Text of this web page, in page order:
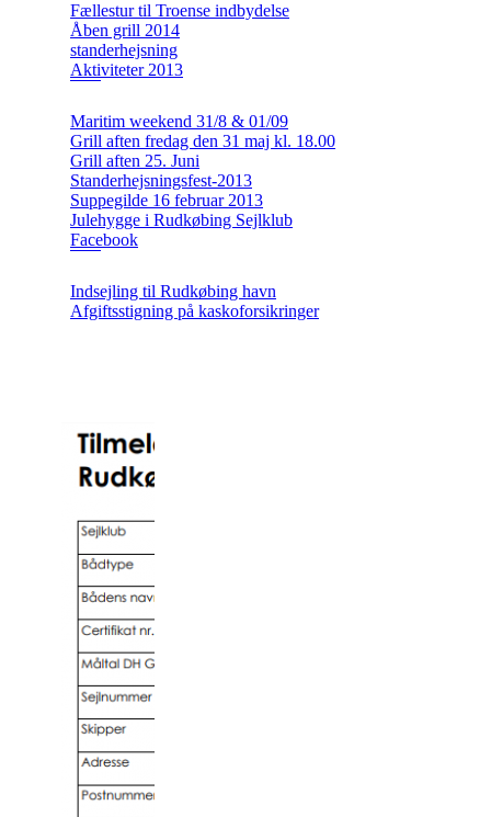
Fællestur til Troense indbydelse
Åben grill 2014
standerhejsning
Aktiviteter 2013
Maritim weekend 31/8 & 01/09
Grill aften fredag den 31 maj kl. 18.00
Grill aften 25. Juni
Standerhejsningsfest-2013
Suppegilde 16 februar 2013
Julehygge i Rudkøbing Sejlklub
Facebook
Indsejling til Rudkøbing havn
Afgiftsstigning på kaskoforsikringer